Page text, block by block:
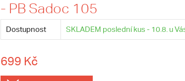
- PB Sadoc 105
Dostupnost SKLADEM poslední kus - 10.8. u
699 Kč